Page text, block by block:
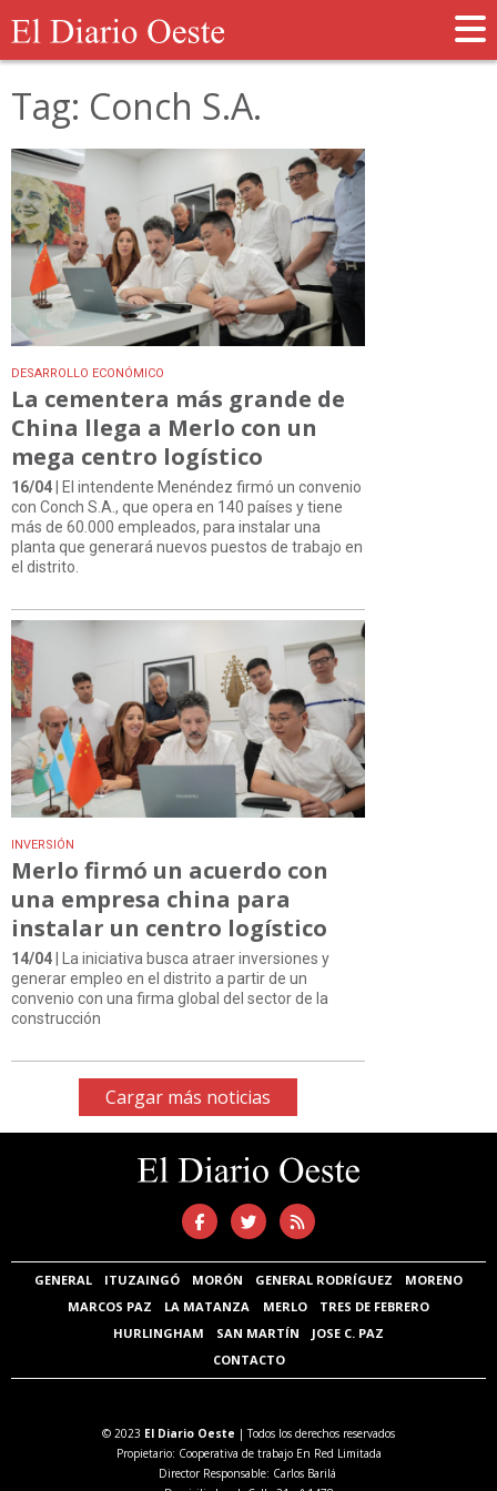
Tag: Conch S.A.
DESARROLLO ECONÓMICO
La cementera más grande de
China llega a Merlo con un
mega centro logístico
16/04 | El intendente Menéndez firmó un convenio
con Conch S.A., que opera en 140 países y tiene
más de 60.000 empleados, para instalar una
planta que generará nuevos puestos de trabajo en
el distrito.
INVERSIÓN
Merlo firmó un acuerdo con
una empresa china para
instalar un centro logístico
14/04 | La iniciativa busca atraer inversiones y
generar empleo en el distrito a partir de un
convenio con una firma global del sector de la
construcción
Cargar más noticias
GENERAL ITUZAINGÓ MORÓN GENERAL RODRÍGUEZ
MORENO
MARCOS PAZ
LA MATANZA MERLO
TRES DE FEBRERO
HURLINGHAM
SAN MARTÍN
JOSE C. PAZ
CONTACTO
© 2023 El Diario Oeste | Todos los derechos reservados
Propietario: Cooperativa de trabajo En Red Limitada
Director Responsable: Carlos Barilá